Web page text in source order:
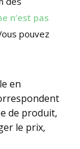
n’est pas
pouvez
en
de produit,
le prix,